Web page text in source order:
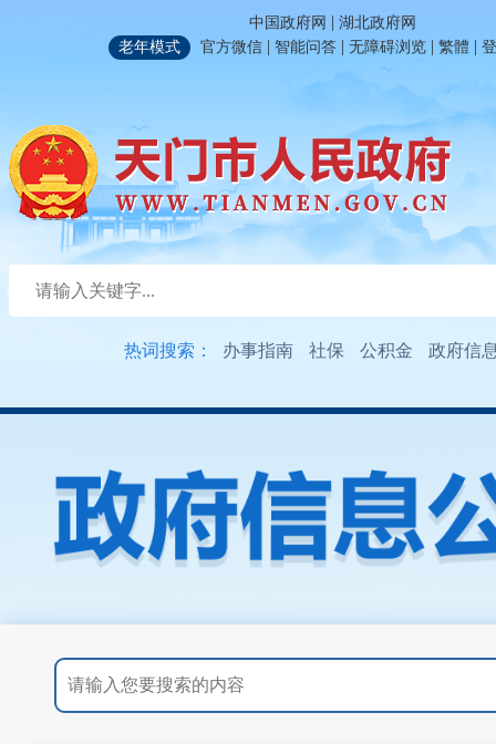
中国政府网 | 湖北政府网
老年模式
官方微信 | 智能问答 | 无障碍浏览 | 繁體 |
热词搜索： 办事指南 社保 公积金 政府信